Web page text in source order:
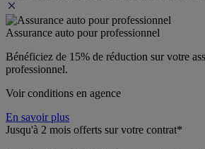
Assurance auto pour professionnel
Bénéficiez de 15% de réduction sur votre
professionnel.
Voir conditions en agence
En savoir plus
Jusqu'à 2 mois offerts sur votre contrat*